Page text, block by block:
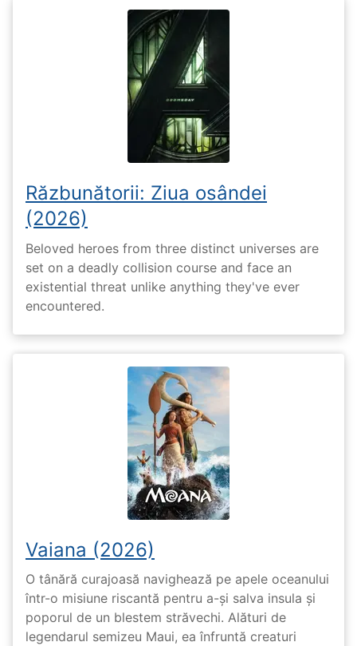
Răzbunătorii: Ziua osândei
(2026)
Beloved heroes from three distinct universes are
set on a deadly collision course and face an
existential threat unlike anything they've ever
encountered.
Vaiana (2026)
O tânără curajoasă navighează pe apele oceanului
într-o misiune riscantă pentru a-și salva insula și
poporul de un blestem străvechi. Alături de
legendarul semizeu Maui, ea înfruntă creaturi